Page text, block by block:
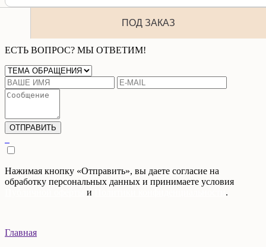
ПОД ЗАКАЗ
ЕСТЬ ВОПРОС? МЫ ОТВЕТИМ!
Нажимая кнопку «Отправить», вы даете согласие на
обработку персональных данных и принимаете условия
и .
Главная